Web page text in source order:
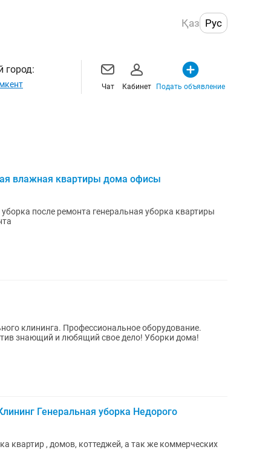
Қаз Рус
город:
Чат Кабинет Подать объявление
влажная квартиры дома офисы
после ремонта генеральная уборка квартиры
клининга. Профессиональное оборудование.
знающий и любящий свое дело! Уборки дома!
Генеральная уборка Недорого
квартир , домов, коттеджей, а так же коммерческих